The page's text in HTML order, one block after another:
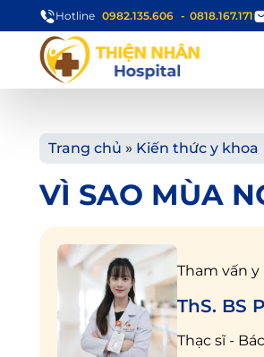
Hotline 0982.135.606 0818.167.171
Trang chủ » Kiến thức y khoa
VÌ SAO MÙA
Tham vấn
ThS. BS
Thạc sĩ -